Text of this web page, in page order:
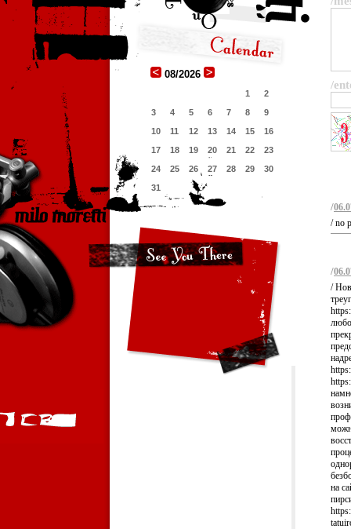
08/2026
1
2
3
4 5 6 7 8
9
10
11 12 13 14 15
16
17
18 19 20 21 22
23
24
25 26 27 28 29
30
31
/
/
/ no
/
/
на